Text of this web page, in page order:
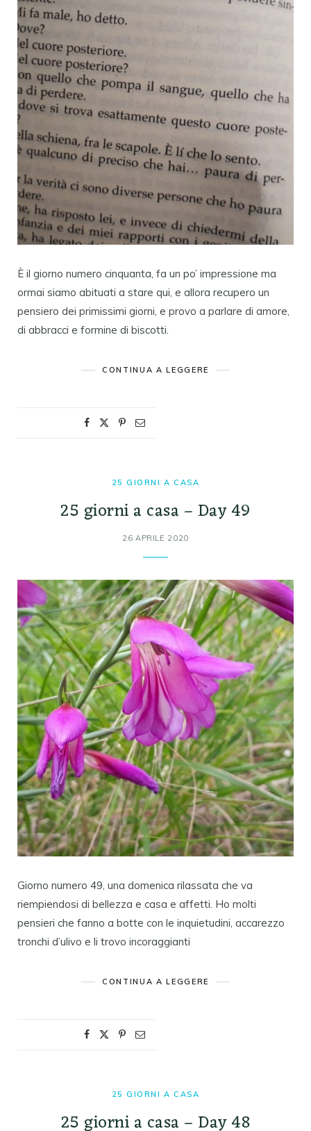
È il giorno numero cinquanta, fa un po’ impressione ma
ormai siamo abituati a stare qui, e allora recupero un
pensiero dei primissimi giorni, e provo a parlare di amore,
di abbracci e formine di biscotti.
CONTINUA A LEGGERE
25 GIORNI A CASA
25 giorni a casa – Day 49
26 APRILE 2020
Giorno numero 49, una domenica rilassata che va
riempiendosi di bellezza e casa e affetti. Ho molti
pensieri che fanno a botte con le inquietudini, accarezzo
tronchi d’ulivo e li trovo incoraggianti
CONTINUA A LEGGERE
25 GIORNI A CASA
25 giorni a casa – Day 48